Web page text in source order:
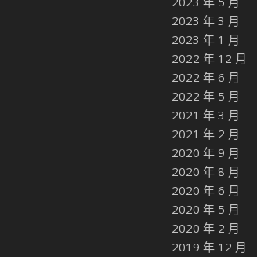
2023 年 3 月
2023 年 1 月
2022 年 12 月
2022 年 6 月
2022 年 5 月
2021 年 3 月
2021 年 2 月
2020 年 9 月
2020 年 8 月
2020 年 6 月
2020 年 5 月
2020 年 2 月
2019 年 12 月